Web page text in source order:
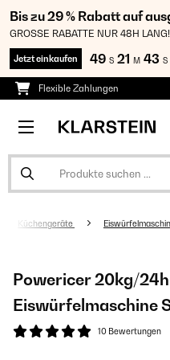
Bis zu 29 % Rabatt auf
GROSSE RABATTE NUR 48H LANG!
Jetzt einkaufen 49 S 21 M 42 S
Flexible Zahlungen
Küchengeräte
Powericer 20kg/24h
Eiswürfelmaschine
10 Bewertungen